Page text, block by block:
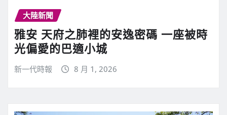
大陸新聞
雅安 天府之肺裡的安逸密碼 一座被時
光偏愛的巴適小城
新一代時報 8 月 1, 2026